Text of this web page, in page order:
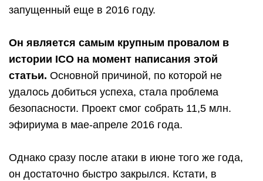
запущенный еще в 2016 году.
Он является самым крупным провалом в
истории ICO на момент написания этой
статьи. Основной причиной, по которой не
удалось добиться успеха, стала проблема
безопасности. Проект смог собрать 11,5 млн.
эфириума в мае-апреле 2016 года.
Однако сразу после атаки в июне того же года,
он достаточно быстро закрылся. Кстати, в